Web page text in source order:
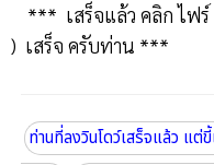
*** เสร็จแล้ว คลิก ไฟ
) เสร็จ ครับท่าน ***
ท่านที่ลงวินโดว์เสร็จแล้ว แต่